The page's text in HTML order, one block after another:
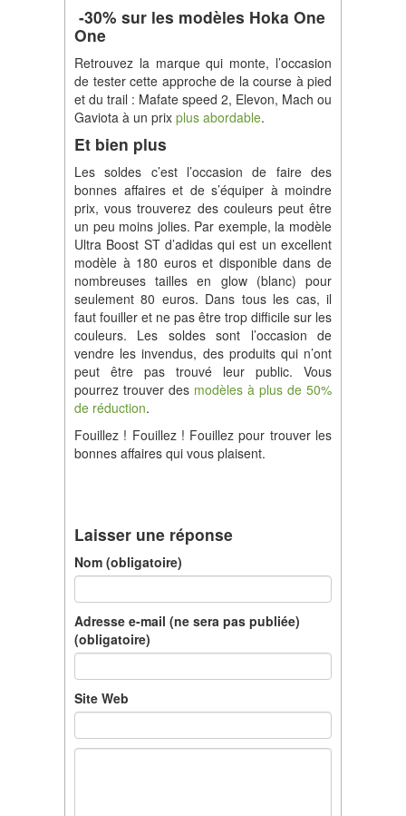
-30% sur les modèles Hoka One
One
Retrouvez la marque qui monte, l’occasion
de tester cette approche de la course à pied
et du trail : Mafate speed 2, Elevon, Mach ou
Gaviota à un prix plus abordable.
Et bien plus
Les soldes c’est l’occasion de faire des
bonnes affaires et de s’équiper à moindre
prix, vous trouverez des couleurs peut être
un peu moins jolies. Par exemple, la modèle
Ultra Boost ST d’adidas qui est un excellent
modèle à 180 euros et disponible dans de
nombreuses tailles en glow (blanc) pour
seulement 80 euros. Dans tous les cas, il
faut fouiller et ne pas être trop difficile sur les
couleurs. Les soldes sont l’occasion de
vendre les invendus, des produits qui n’ont
peut être pas trouvé leur public. Vous
pourrez trouver des modèles à plus de 50%
de réduction.
Fouillez ! Fouillez ! Fouillez pour trouver les
bonnes affaires qui vous plaisent.
Laisser une réponse
Nom (obligatoire)
Adresse e-mail (ne sera pas publiée)
(obligatoire)
Site Web